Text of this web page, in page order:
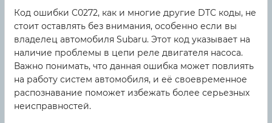
Код ошибки C0272, как и многие другие DTC коды, не
стоит оставлять без внимания, особенно если вы
владелец автомобиля Subaru. Этот код указывает на
наличие проблемы в цепи реле двигателя насоса.
Важно понимать, что данная ошибка может повлиять
на работу систем автомобиля, и её своевременное
распознавание поможет избежать более серьезных
неисправностей.